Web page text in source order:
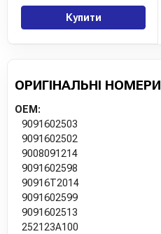
Купити
ОРИГІНАЛЬНІ НОМЕРИ
OEM:
9091602503
9091602502
9008091214
9091602598
90916T2014
9091602599
9091602513
252123A100